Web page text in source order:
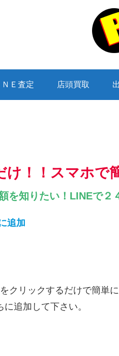
ＮＥ査定 店頭買取
！！スマホで
を知りたい！LINEで２
追加
クリックするだけで簡単
追加して下さい。